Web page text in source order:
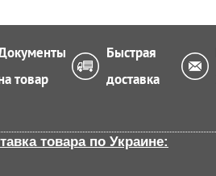
товар
Быстрая
доставка
товара по Украине: